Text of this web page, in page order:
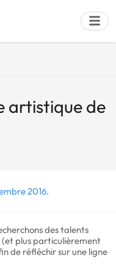
artistique de
2016.
des talents
plus particulièrement
de réfléchir sur une ligne